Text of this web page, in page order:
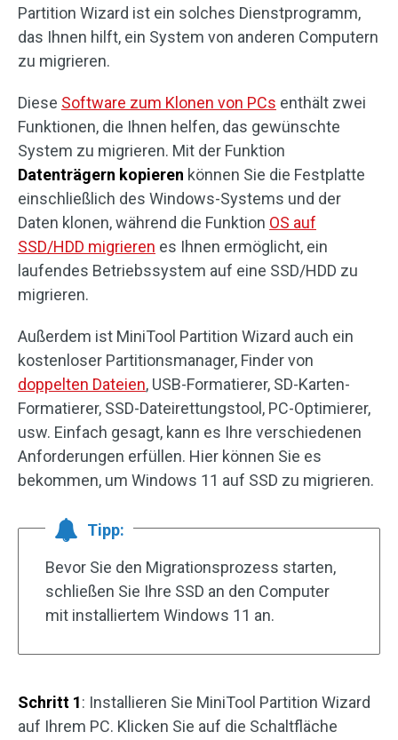
Partition Wizard ist ein solches Dienstprogramm,
das Ihnen hilft, ein System von anderen Computern
zu migrieren.
Diese Software zum Klonen von PCs enthält zwei
Funktionen, die Ihnen helfen, das gewünschte
System zu migrieren. Mit der Funktion
Datenträgern kopieren können Sie die Festplatte
einschließlich des Windows-Systems und der
Daten klonen, während die Funktion OS auf
SSD/HDD migrieren es Ihnen ermöglicht, ein
laufendes Betriebssystem auf eine SSD/HDD zu
migrieren.
Außerdem ist MiniTool Partition Wizard auch ein
kostenloser Partitionsmanager, Finder von
doppelten Dateien, USB-Formatierer, SD-Karten-
Formatierer, SSD-Dateirettungstool, PC-Optimierer,
usw. Einfach gesagt, kann es Ihre verschiedenen
Anforderungen erfüllen. Hier können Sie es
bekommen, um Windows 11 auf SSD zu migrieren.
Tipp:
Bevor Sie den Migrationsprozess starten,
schließen Sie Ihre SSD an den Computer
mit installiertem Windows 11 an.
Schritt 1: Installieren Sie MiniTool Partition Wizard
auf Ihrem PC. Klicken Sie auf die Schaltfläche